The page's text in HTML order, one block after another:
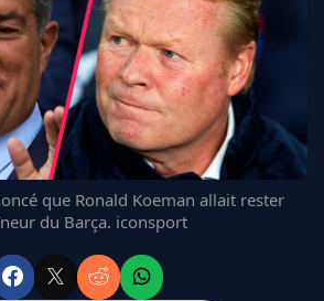
que Ronald Koeman allait rester
du Barça. iconsport